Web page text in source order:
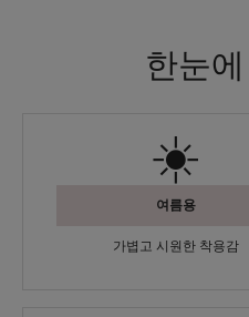
한눈
☀️
여름용
가볍고 시원한 착용감